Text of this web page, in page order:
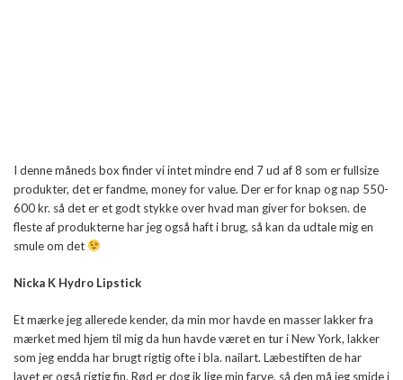
I denne måneds box finder vi intet mindre end 7 ud af 8 som er fullsize
produkter, det er fandme, money for value. Der er for knap og nap 550-
600 kr. så det er et godt stykke over hvad man giver for boksen. de
fleste af produkterne har jeg også haft i brug, så kan da udtale mig en
smule om det
Nicka K Hydro Lipstick
Et mærke jeg allerede kender, da min mor havde en masser lakker fra
mærket med hjem til mig da hun havde været en tur i New York, lakker
som jeg endda har brugt rigtig ofte i bla. nailart. Læbestiften de har
lavet er også rigtig fin. Rød er dog ik lige min farve, så den må jeg smide i